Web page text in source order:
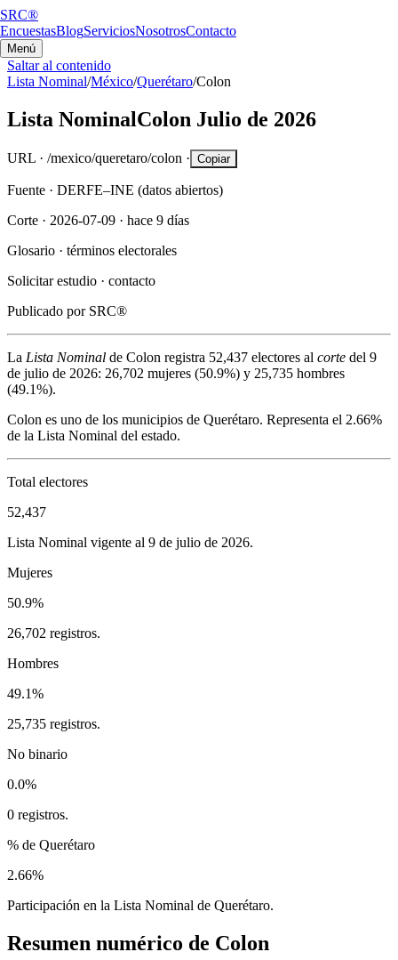
SRC®
EncuestasBlogServiciosNosotrosContacto
Menú
Saltar al contenido
Lista Nominal/México/Querétaro/Colon
Lista NominalColon Julio de 2026
URL · /mexico/queretaro/colon · Copiar
Fuente · DERFE–INE (datos abiertos)
Corte · 2026-07-09 · hace 9 días
Glosario · términos electorales
Solicitar estudio · contacto
Publicado por SRC®
La Lista Nominal de Colon registra 52,437 electores al corte del 9
de julio de 2026: 26,702 mujeres (50.9%) y 25,735 hombres
(49.1%).
Colon es uno de los municipios de Querétaro. Representa el 2.66%
de la Lista Nominal del estado.
Total electores
52,437
Lista Nominal vigente al 9 de julio de 2026.
Mujeres
50.9%
26,702 registros.
Hombres
49.1%
25,735 registros.
No binario
0.0%
0 registros.
% de Querétaro
2.66%
Participación en la Lista Nominal de Querétaro.
Resumen numérico de Colon